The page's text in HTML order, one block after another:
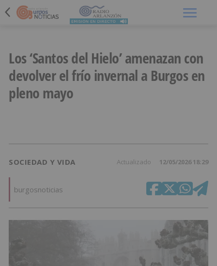
Los ‘Santos del Hielo’ amenazan con
devolver el frío invernal a Burgos en
pleno mayo
SOCIEDAD Y VIDA Actualizado 12/05/2026 18:29
burgosnoticias